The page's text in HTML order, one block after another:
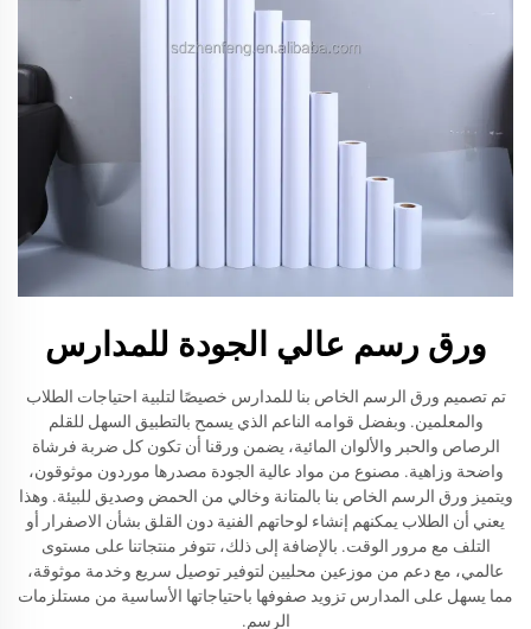
ورق رسم عالي الجودة للمدارس
تم تصميم ورق الرسم الخاص بنا للمدارس خصيصًا لتلبية احتياجات الطلاب
والمعلمين. وبفضل قوامه الناعم الذي يسمح بالتطبيق السهل للقلم
الرصاص والحبر والألوان المائية، يضمن ورقنا أن تكون كل ضربة فرشاة
واضحة وزاهية. مصنوع من مواد عالية الجودة مصدرها موردون موثوقون،
ويتميز ورق الرسم الخاص بنا بالمتانة وخالي من الحمض وصديق للبيئة. وهذا
يعني أن الطلاب يمكنهم إنشاء لوحاتهم الفنية دون القلق بشأن الاصفرار أو
التلف مع مرور الوقت. بالإضافة إلى ذلك، تتوفر منتجاتنا على مستوى
عالمي، مع دعم من موزعين محليين لتوفير توصيل سريع وخدمة موثوقة،
مما يسهل على المدارس تزويد صفوفها باحتياجاتها الأساسية من مستلزمات
الرسم.